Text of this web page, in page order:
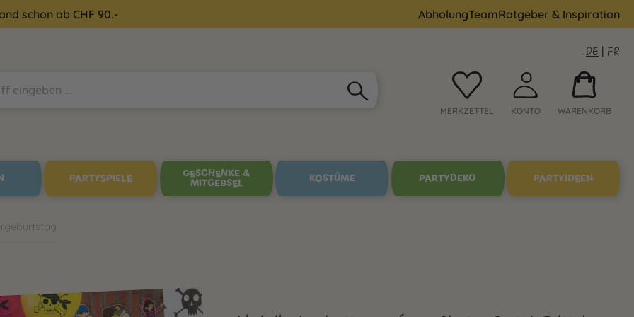
schon ab CHF 90.- AbholungTeamRatgeber & Inspiration
DE | FR
MERKZETTEL KONTO WARENKORB
PARTYSPIELE
GESCHENKE &
MITGEBSEL
KOSTÜME PARTYDEKO PARTYIDEEN